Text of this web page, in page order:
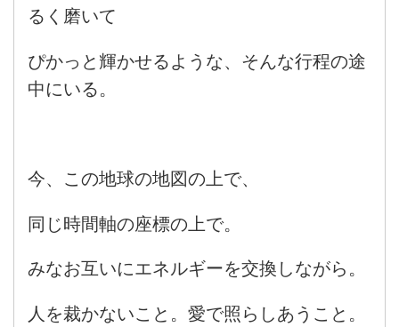
るく磨いて
ぴかっと輝かせるような、そんな行程の途
中にいる。
今、この地球の地図の上で、
同じ時間軸の座標の上で。
みなお互いにエネルギーを交換しながら。
人を裁かないこと。愛で照らしあうこと。